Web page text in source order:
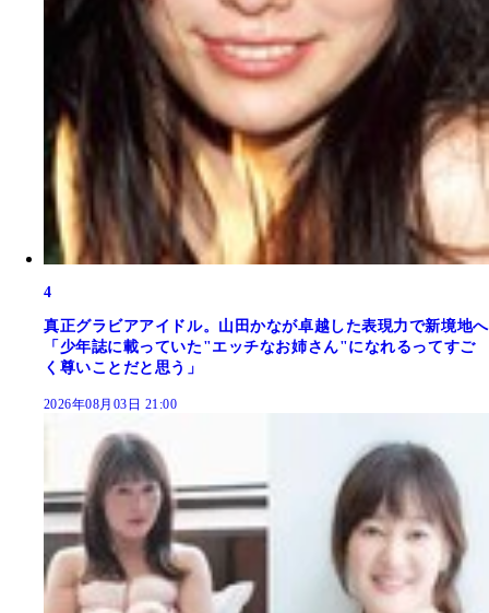
4
真正グラビアアイドル。山田かなが卓越した表現力で新境地へ
「少年誌に載っていた"エッチなお姉さん"になれるってすご
く尊いことだと思う」
2026年08月03日 21:00